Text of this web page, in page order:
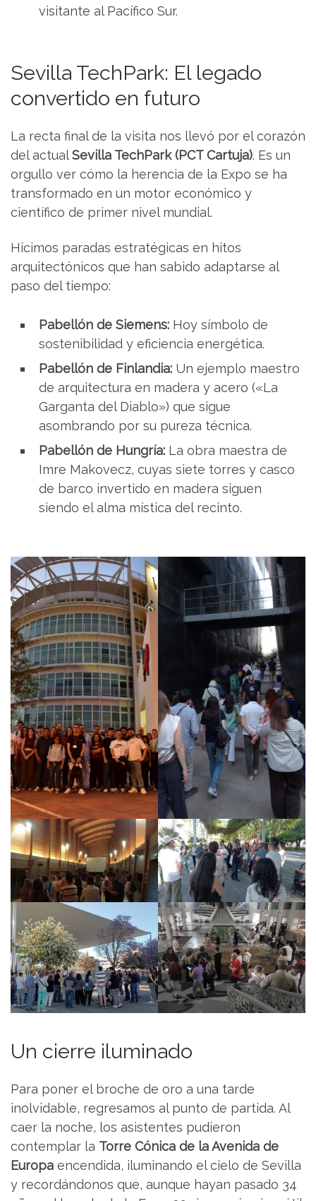
visitante al Pacífico Sur.
Sevilla TechPark: El legado
convertido en futuro
La recta final de la visita nos llevó por el corazón
del actualSevilla TechPark (PCT Cartuja). Es un
orgullo ver cómo la herencia de la Expo se ha
transformado en un motor económico y
científico de primer nivel mundial.
Hicimos paradas estratégicas en hitos
arquitectónicos que han sabido adaptarse al
paso del tiempo:
Pabellón de Siemens: Hoy símbolo de
sostenibilidad y eficiencia energética.
Pabellón de Finlandia: Un ejemplo maestro
de arquitectura en madera y acero («La
Garganta del Diablo») que sigue
asombrando por su pureza técnica.
Pabellón de Hungría: La obra maestra de
Imre Makovecz, cuyas siete torres y casco
de barco invertido en madera siguen
siendo el alma mística del recinto.
Un cierre iluminado
Para poner el broche de oro a una tarde
inolvidable, regresamos al punto de partida. Al
caer la noche, los asistentes pudieron
contemplar la Torre Cónica de la Avenida de
Europa encendida, iluminando el cielo de Sevilla
y recordándonos que, aunque hayan pasado 34